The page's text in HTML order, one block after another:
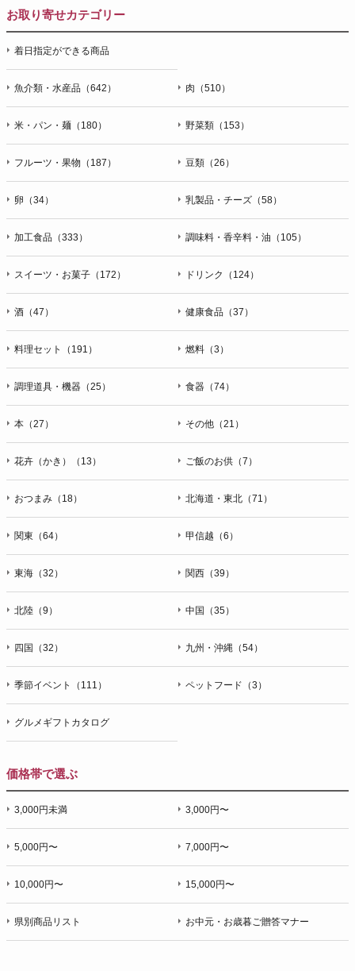
お取り寄せカテゴリー
着日指定ができる商品
魚介類・水産品（642） 肉（510）
米・パン・麺（180） 野菜類（153）
フルーツ・果物（187） 豆類（26）
卵（34） 乳製品・チーズ（58）
加工食品（333） 調味料・香辛料・油（105）
スイーツ・お菓子（172） ドリンク（124）
酒（47） 健康食品（37）
料理セット（191） 燃料（3）
調理道具・機器（25） 食器（74）
本（27） その他（21）
花卉（かき）（13） ご飯のお供（7）
おつまみ（18） 北海道・東北（71）
関東（64） 甲信越（6）
東海（32） 関西（39）
北陸（9） 中国（35）
四国（32） 九州・沖縄（54）
季節イベント（111） ペットフード（3）
グルメギフトカタログ
価格帯で選ぶ
3,000円未満 3,000円〜
5,000円〜 7,000円〜
10,000円〜 15,000円〜
県別商品リスト お中元・お歳暮ご贈答マナー